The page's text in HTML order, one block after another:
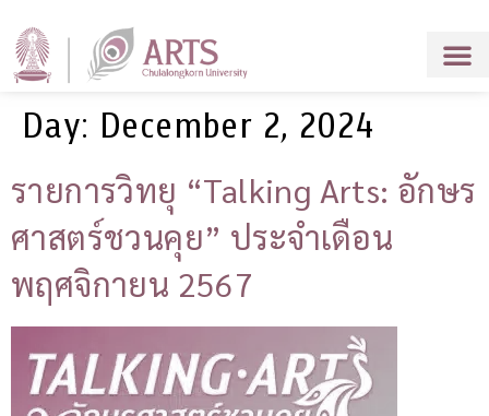
Day: December 2, 2024
รายการวิทยุ “Talking Arts: อักษร
ศาสตร์ชวนคุย” ประจำเดือน
พฤศจิกายน 2567